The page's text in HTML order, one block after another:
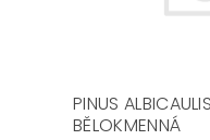
PINUS
BĚLOKMENNÁ